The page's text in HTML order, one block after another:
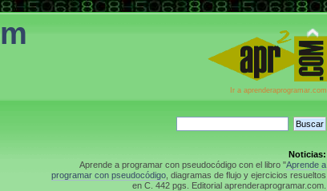
Ir a aprenderaprogramar.com
Noticias:
Aprende a programar con pseudocódigo con el libro "Aprende a
programar con pseudocódigo , diagramas de flujo y ejercicios resueltos
en C. 442 pgs. Editorial aprenderaprogramar.com.